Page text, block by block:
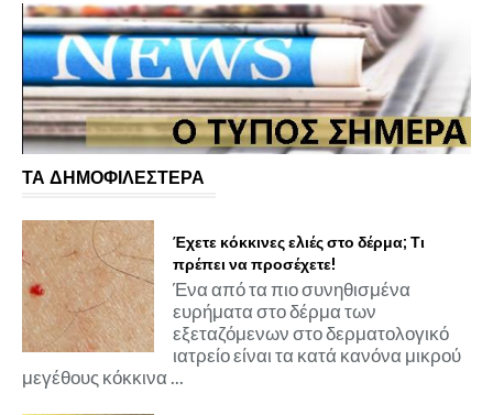
ΤΑ ΔΗΜΟΦΙΛΕΣΤΕΡΑ
Έχετε κόκκινες ελιές στο δέρμα; Τι
πρέπει να προσέχετε!
Ένα από τα πιο συνηθισμένα
ευρήματα στο δέρμα των
εξεταζόμενων στο δερματολογικό
ιατρείο είναι τα κατά κανόνα μικρού
μεγέθους κόκκινα ...